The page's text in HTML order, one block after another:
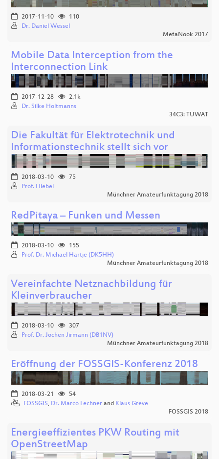
2017-11-10
110
Dr. Daniel Wessel
MetaNook 2017
Mobile Data Interception from the
Interconnection Link
2017-12-28
2.1k
Dr. Silke Holtmanns
34C3: TUWAT
Die Fakultät für Elektrotechnik und
Informationstechnik stellt sich vor
2018-03-10
75
Prof. Hiebel
Münchner Amateurfunktagung 2018
RedPitaya – Funken und Messen
2018-03-10
155
Prof. Dr. Michael Hartje (DK5HH)
Münchner Amateurfunktagung 2018
Vereinfachte Netznachbildung für
Kleinverbraucher
2018-03-10
307
Prof. Dr. Jochen Jirmann (DB1NV)
Münchner Amateurfunktagung 2018
Eröffnung der FOSSGIS-Konferenz 2018
2018-03-21
54
FOSSGIS, Dr. Marco Lechner and Klaus Greve
FOSSGIS 2018
Energieeffizientes PKW Routing mit
OpenStreetMap